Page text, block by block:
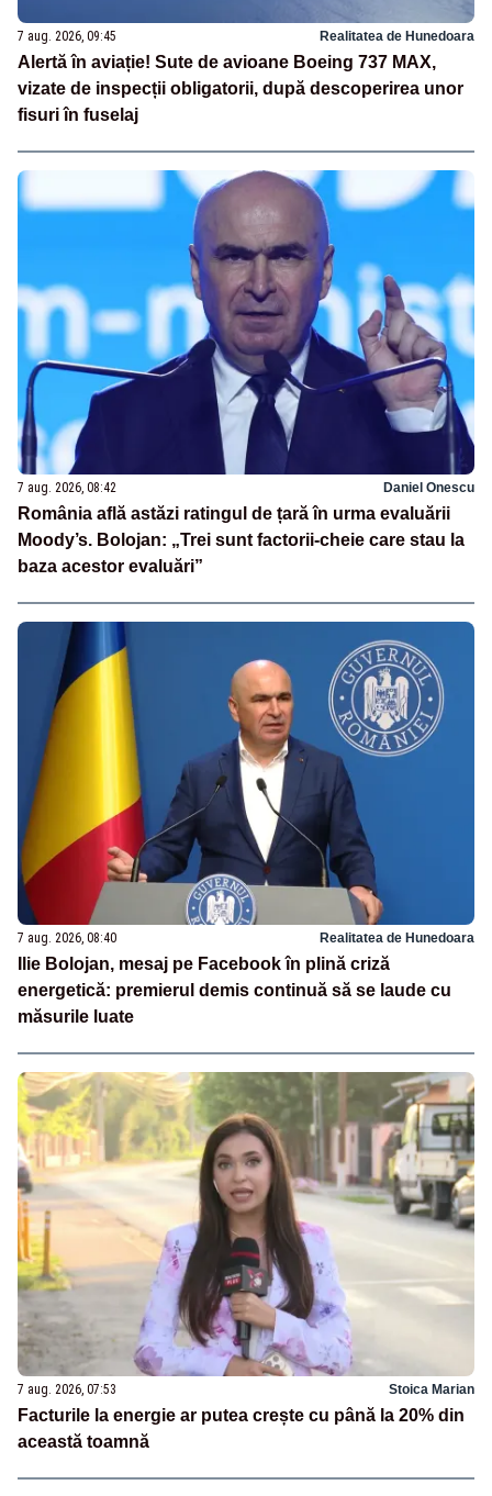
7 aug. 2026, 09:45 Realitatea de Hunedoara
Alertă în aviație! Sute de avioane Boeing 737 MAX,
vizate de inspecții obligatorii, după descoperirea unor
fisuri în fuselaj
7 aug. 2026, 08:42 Daniel Onescu
România află astăzi ratingul de țară în urma evaluării
Moody’s. Bolojan: „Trei sunt factorii-cheie care stau la
baza acestor evaluări”
7 aug. 2026, 08:40 Realitatea de Hunedoara
Ilie Bolojan, mesaj pe Facebook în plină criză
energetică: premierul demis continuă să se laude cu
măsurile luate
7 aug. 2026, 07:53 Stoica Marian
Facturile la energie ar putea crește cu până la 20% din
această toamnă